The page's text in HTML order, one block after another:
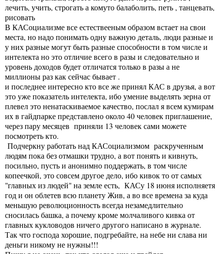
лечить, учить, строгать а комуто балаболить, петь , танцевать,
рисовать
В КАСоциализме все естествееным образом встает на свои
места, но надо понимать одну важную деталь, люди разные и
у них разные могут быть разные способности в том числе и
интелекта но это отличие всего в разы и следовательно и
уровень доходов будет отличатся только в разы а не
миллионы раз как сейчас бывает .
и последнее интересно кто все же принял КАС в друзья, а вот
это уже показатель интелекта, ибо умение выделять зерна от
плевел это ненатаскиваемое качество, послал я всем кумирам
их в гайдпарке представлено около 40 человек приглашение,
через пару месяцев приняли 13 человек сами можете
посмотреть кто.
Подчеркну работать над КАСоциализмом раскрученным
людям пока без отмашки трудно, а вот понять и кивнуть,
посильно, пусть и анонимно поддержать, в том числе
копеечкой, это совсем другое дело, ибо кивок то от самых
"главных из людей" на земле есть, КАСу 18 июня исполняетя
год и он облетев всю планету Жив, а во все времена за куда
меньшую революционность всегда незамедлительно
сносилась башка, а почему кроме молчаливого кивка от
главных кукловодов ничего другого написано в журнале.
Так что господа хорошие, подгребайте, на небе ни слава ни
деньги никому не нужны!!!